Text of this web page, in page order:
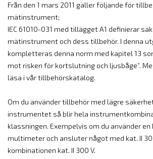
Från den 1 mars 2011 gäller följande för
mätinstrument;
IEC 61010-031 med tillägget A1 definierar
mätinstrument och dess tillbehör. I denna
kompletteras denna norm med kapitel 13
mot risken för kortslutning och ljusbåge”.
läsa i vår tillbehörskatalog.
Om du använder tillbehör med lägre
instrumentet så blir hela
klassningen. Exempelvis om du använder en
multimeter och ansluter något med kat. II
kombinationen kat. II 300 V.